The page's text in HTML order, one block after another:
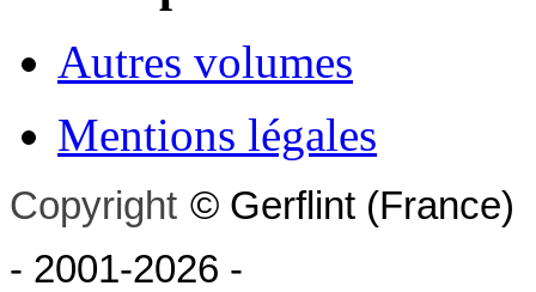
Autres volumes
Mentions légales
Copyright © Gerflint (France)
- 2001-2026 -